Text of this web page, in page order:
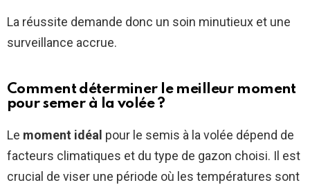
La réussite demande donc un soin minutieux et une
surveillance accrue.
Comment déterminer le meilleur moment
pour semer à la volée ?
Le moment idéal pour le semis à la volée dépend de
facteurs climatiques et du type de gazon choisi. Il est
crucial de viser une période où les températures sont